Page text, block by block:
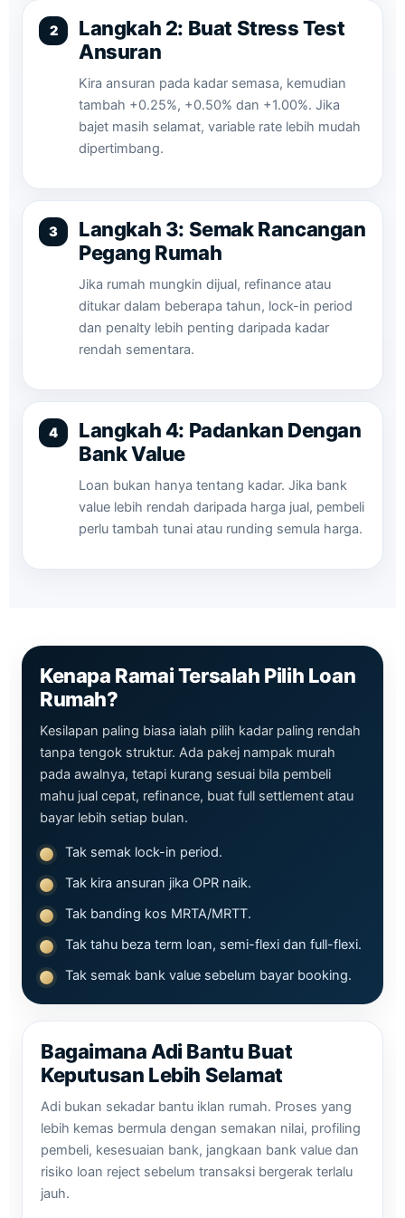
Langkah 2: Buat Stress Test
Ansuran
Kira ansuran pada kadar semasa, kemudian
tambah +0.25%, +0.50% dan +1.00%. Jika
bajet masih selamat, variable rate lebih mudah
dipertimbang.
Langkah 3: Semak Rancangan
Pegang Rumah
Jika rumah mungkin dijual, refinance atau
ditukar dalam beberapa tahun, lock-in period
dan penalty lebih penting daripada kadar
rendah sementara.
Langkah 4: Padankan Dengan
Bank Value
Loan bukan hanya tentang kadar. Jika bank
value lebih rendah daripada harga jual, pembeli
perlu tambah tunai atau runding semula harga.
Kenapa Ramai Tersalah Pilih Loan
Rumah?
Kesilapan paling biasa ialah pilih kadar paling rendah
tanpa tengok struktur. Ada pakej nampak murah
pada awalnya, tetapi kurang sesuai bila pembeli
mahu jual cepat, refinance, buat full settlement atau
bayar lebih setiap bulan.
Tak semak lock-in period.
Tak kira ansuran jika OPR naik.
Tak banding kos MRTA/MRTT.
Tak tahu beza term loan, semi-flexi dan full-flexi.
Tak semak bank value sebelum bayar booking.
Bagaimana Adi Bantu Buat
Keputusan Lebih Selamat
Adi bukan sekadar bantu iklan rumah. Proses yang
lebih kemas bermula dengan semakan nilai, profiling
pembeli, kesesuaian bank, jangkaan bank value dan
risiko loan reject sebelum transaksi bergerak terlalu
jauh.